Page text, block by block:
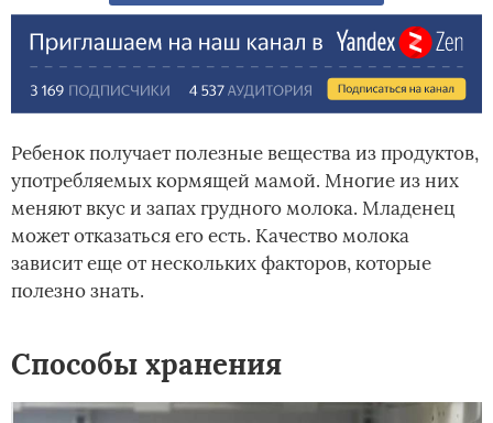
Ребенок получает полезные вещества из продуктов,
употребляемых кормящей мамой. Многие из них
меняют вкус и запах грудного молока. Младенец
может отказаться его есть. Качество молока
зависит еще от нескольких факторов, которые
полезно знать.
Способы хранения